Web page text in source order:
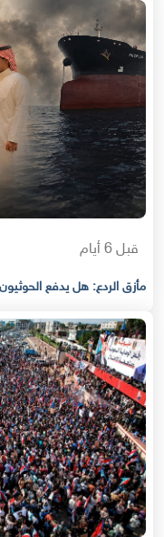
قبل 6 أيام
مأزق الردع: هل يدفع